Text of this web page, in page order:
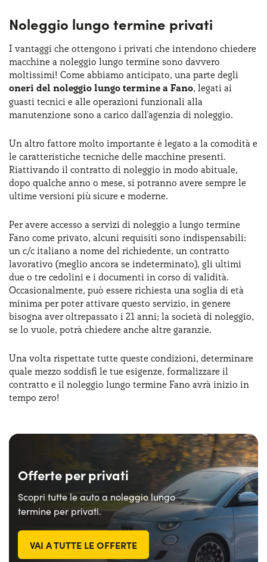
Noleggio lungo termine privati
I vantaggi che ottengono i privati che intendono chiedere
macchine a noleggio lungo termine sono davvero
moltissimi! Come abbiamo anticipato, una parte degli
oneri del noleggio lungo termine a Fano, legati ai
guasti tecnici e alle operazioni funzionali alla
manutenzione sono a carico dall'agenzia di noleggio.
Un altro fattore molto importante è legato a la comodità e
le caratteristiche tecniche delle macchine presenti.
Riattivando il contratto di noleggio in modo abituale,
dopo qualche anno o mese, si potranno avere sempre le
ultime versioni più sicure e moderne.
Per avere accesso a servizi di noleggio a lungo termine
Fano come privato, alcuni requisiti sono indispensabili:
un c/c italiano a nome del richiedente, un contratto
lavorativo (meglio ancora se indeterminato), gli ultimi
due o tre cedolini e i documenti in corso di validità.
Occasionalmente, può essere richiesta una soglia di età
minima per poter attivare questo servizio, in genere
bisogna aver oltrepassato i 21 anni; la società di noleggio,
se lo vuole, potrà chiedere anche altre garanzie.
Una volta rispettate tutte queste condizioni, determinare
quale mezzo soddisfi le tue esigenze, formalizzare il
contratto e il noleggio lungo termine Fano avrà inizio in
tempo zero!
Offerte per privati
Scopri tutte le auto a noleggio lungo
termine per privati.
VAI A TUTTE LE OFFERTE